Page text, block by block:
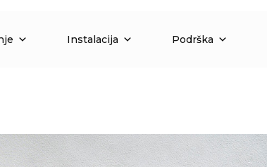
Instalacija Podrška